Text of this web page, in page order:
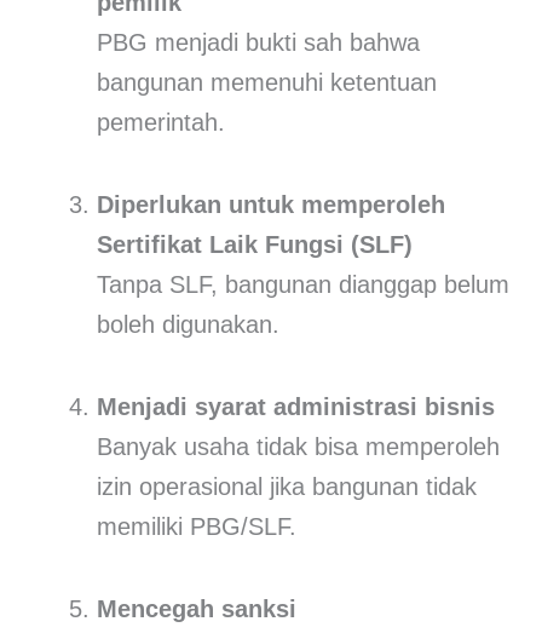
PBG menjadi bukti sah bahwa
bangunan memenuhi ketentuan
pemerintah.
Diperlukan untuk memperoleh
Sertifikat Laik Fungsi (SLF)
Tanpa SLF, bangunan dianggap belum
boleh digunakan.
Menjadi syarat administrasi bisnis
Banyak usaha tidak bisa memperoleh
izin operasional jika bangunan tidak
memiliki PBG/SLF.
Mencegah sanksi